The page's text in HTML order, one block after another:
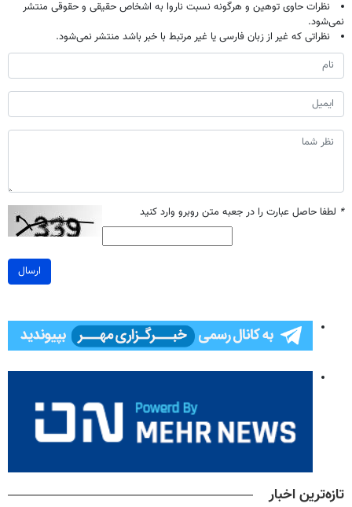
نظرات حاوی توهین و هرگونه نسبت ناروا به اشخاص حقیقی و حقوقی منتشر
نمی‌شود.
نظراتی که غیر از زبان فارسی یا غیر مرتبط با خبر باشد منتشر نمی‌شود.
* لطفا حاصل عبارت را در جعبه متن روبرو وارد کنید
ارسال
تازه‌ترین اخبار